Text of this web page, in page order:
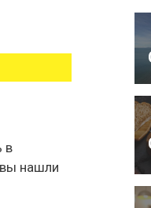
в
вы нашли